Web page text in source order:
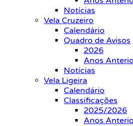
Notícias
Vela Cruzeiro
Calendário
Quadro de Avisos
2026
Anos
Notícias
Vela Ligeira
Calendário
Classificações
2025/2026
Anos